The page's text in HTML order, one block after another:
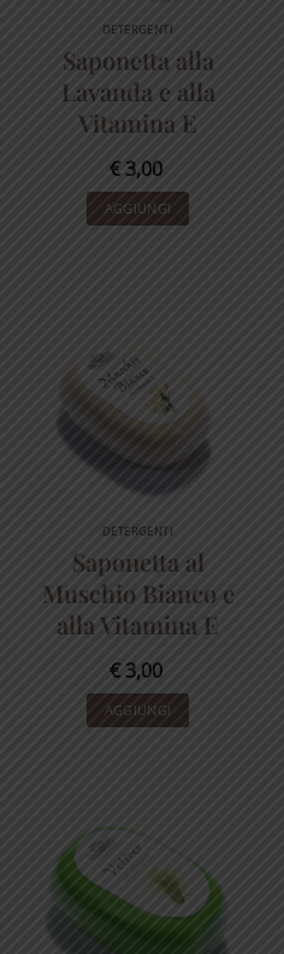
DETERGENTI
Saponetta alla
Lavanda e alla
Vitamina E
€3,00
AGGIUNGI
DETERGENTI
Saponetta al
Muschio Bianco e
alla Vitamina E
€3,00
AGGIUNGI